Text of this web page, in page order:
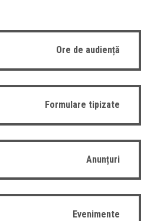
Ore de audiență
Formulare tipizate
Anunțuri
Evenimente